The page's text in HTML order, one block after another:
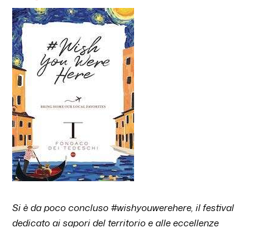
Si è da poco concluso #wishyouwerehere, il festival
dedicato ai sapori del territorio e alle eccellenze